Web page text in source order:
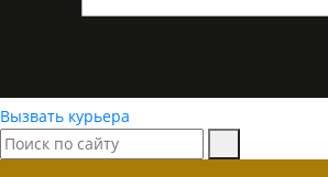
Вызвать курьера